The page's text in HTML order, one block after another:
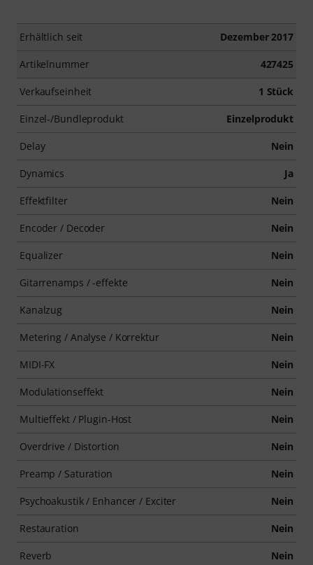
Erhältlich seit Dezember 2017
Artikelnummer 427425
Verkaufseinheit 1 Stück
Einzel-/Bundleprodukt Einzelprodukt
Delay Nein
Dynamics Ja
Effektfilter Nein
Encoder / Decoder Nein
Equalizer Nein
Gitarrenamps / -effekte Nein
Kanalzug Nein
Metering / Analyse / Korrektur Nein
MIDI-FX Nein
Modulationseffekt Nein
Multieffekt / Plugin-Host Nein
Overdrive / Distortion Nein
Preamp / Saturation Nein
Psychoakustik / Enhancer / Exciter Nein
Restauration Nein
Reverb Nein